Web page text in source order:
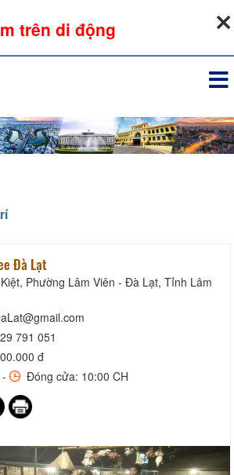
Đà Lạt
Phường Lâm Viên - Đà Lạt, Tỉnh Lâm
791 051
đ
Đóng cửa: 10:00 CH
trên di động